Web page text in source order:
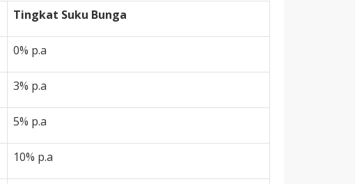
Tingkat Suku Bunga
0% p.a
3% p.a
5% p.a
10% p.a